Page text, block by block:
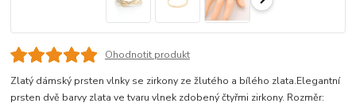
Ohodnotit produkt
Zlatý dámský prsten vlnky se zirkony ze žlutého a bílého zlata.Elegantní
prsten dvě barvy zlata ve tvaru vlnek zdobený čtyřmi zirkony. Rozměr: